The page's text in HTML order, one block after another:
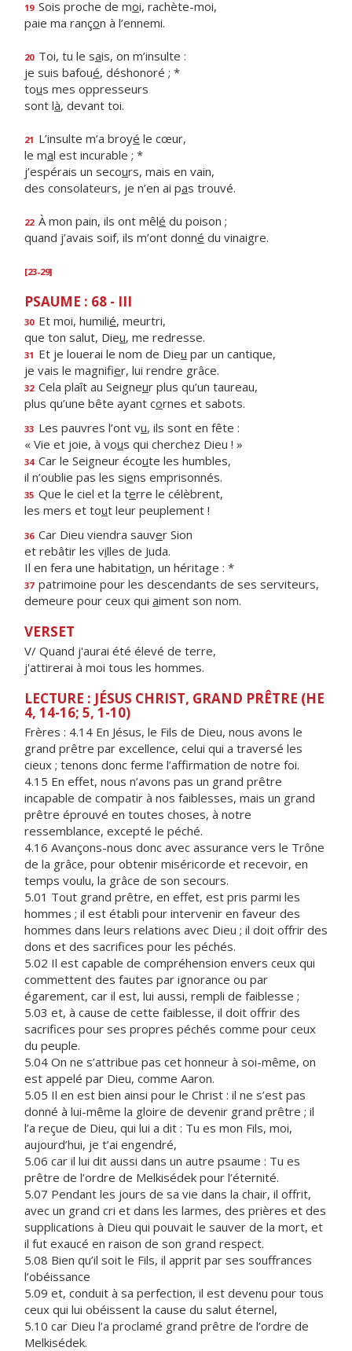
19 Sois proche de moi, rachète-moi,
paie ma rançon à l’ennemi.
20 Toi, tu le sais, on m’insulte :
je suis bafoué, déshonoré ; *
tous mes oppresseurs
sont là, devant toi.
21 L’insulte m’a broyé le cœur,
le mal est incurable ; *
j’espérais un secours, mais en vain,
des consolateurs, je n’en ai pas trouvé.
22 À mon pain, ils ont mêlé du poison ;
quand j’avais soif, ils m’ont donné du vinaigre.
[23-29]
PSAUME : 68 - III
30 Et moi, humilié, meurtri,
que ton salut, Dieu, me redresse.
31 Et je louerai le nom de Dieu par un cantique,
je vais le magnifier, lui rendre grâce.
32 Cela plaît au Seigneur plus qu’un taureau,
plus qu’une bête ayant cornes et sabots.
33 Les pauvres l’ont vu, ils sont en fête :
« Vie et joie, à vous qui cherchez Dieu ! »
34 Car le Seigneur écoute les humbles,
il n’oublie pas les siens emprisonnés.
35 Que le ciel et la terre le célèbrent,
les mers et tout leur peuplement !
36 Car Dieu viendra sauver Sion
et rebâtir les villes de Juda.
Il en fera une habitation, un héritage : *
37 patrimoine pour les descendants de ses serviteurs,
demeure pour ceux qui aiment son nom.
VERSET
V/ Quand j'aurai été élevé de terre,
j'attirerai à moi tous les hommes.
LECTURE : JÉSUS CHRIST, GRAND PRÊTRE (HE
4, 14-16; 5, 1-10)
Frères : 4.14 En Jésus, le Fils de Dieu, nous avons le
grand prêtre par excellence, celui qui a traversé les
cieux ; tenons donc ferme l’affirmation de notre foi.
4.15 En effet, nous n’avons pas un grand prêtre
incapable de compatir à nos faiblesses, mais un grand
prêtre éprouvé en toutes choses, à notre
ressemblance, excepté le péché.
4.16 Avançons-nous donc avec assurance vers le Trône
de la grâce, pour obtenir miséricorde et recevoir, en
temps voulu, la grâce de son secours.
5.01 Tout grand prêtre, en effet, est pris parmi les
hommes ; il est établi pour intervenir en faveur des
hommes dans leurs relations avec Dieu ; il doit offrir des
dons et des sacrifices pour les péchés.
5.02 Il est capable de compréhension envers ceux qui
commettent des fautes par ignorance ou par
égarement, car il est, lui aussi, rempli de faiblesse ;
5.03 et, à cause de cette faiblesse, il doit offrir des
sacrifices pour ses propres péchés comme pour ceux
du peuple.
5.04 On ne s’attribue pas cet honneur à soi-même, on
est appelé par Dieu, comme Aaron.
5.05 Il en est bien ainsi pour le Christ : il ne s’est pas
donné à lui-même la gloire de devenir grand prêtre ; il
l’a reçue de Dieu, qui lui a dit : Tu es mon Fils, moi,
aujourd’hui, je t’ai engendré,
5.06 car il lui dit aussi dans un autre psaume : Tu es
prêtre de l’ordre de Melkisédek pour l’éternité.
5.07 Pendant les jours de sa vie dans la chair, il offrit,
avec un grand cri et dans les larmes, des prières et des
supplications à Dieu qui pouvait le sauver de la mort, et
il fut exaucé en raison de son grand respect.
5.08 Bien qu’il soit le Fils, il apprit par ses souffrances
l’obéissance
5.09 et, conduit à sa perfection, il est devenu pour tous
ceux qui lui obéissent la cause du salut éternel,
5.10 car Dieu l’a proclamé grand prêtre de l’ordre de
Melkisédek.